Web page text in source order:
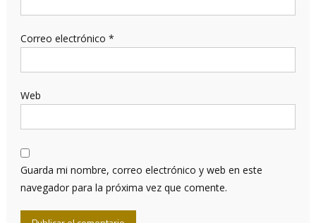
Correo electrónico *
Web
Guarda mi nombre, correo electrónico y web en este
navegador para la próxima vez que comente.